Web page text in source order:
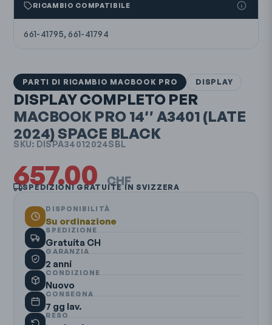
RICAMBIO COMPATIBILE
661-41795, 661-41794
PARTI DI RICAMBIO MACBOOK PRO DISPLAY
DISPLAY COMPLETO PER
MACBOOK PRO 14″ A3401 (LATE
2024)SPACE BLACK
SKU: DISPA34012024SBL
657.00 CHF
SPEDIZIONI GRATUITE IN SVIZZERA
DISPONIBILITÀ
Su ordinazione
SPEDIZIONE
Gratuita CH
GARANZIA
2 anni
CONDIZIONE
Nuovo
CONSEGNA
7 gg lav.
RESO